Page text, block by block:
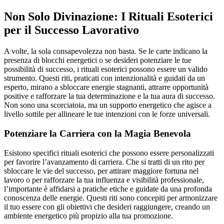
Non Solo Divinazione: I Rituali Esoterici
per il Successo Lavorativo
A volte, la sola consapevolezza non basta. Se le carte indicano la
presenza di blocchi energetici o se desideri potenziare le tue
possibilità di successo, i rituali esoterici possono essere un valido
strumento. Questi riti, praticati con intenzionalità e guidati da un
esperto, mirano a sbloccare energie stagnanti, attrarre opportunità
positive e rafforzare la tua determinazione e la tua aura di successo.
Non sono una scorciatoia, ma un supporto energetico che agisce a
livello sottile per allineare le tue intenzioni con le forze universali.
Potenziare la Carriera con la Magia Benevola
Esistono specifici rituali esoterici che possono essere personalizzati
per favorire l’avanzamento di carriera. Che si tratti di un rito per
sbloccare le vie del successo, per attirare maggiore fortuna nel
lavoro o per rafforzare la tua influenza e visibilità professionale,
l’importante è affidarsi a pratiche etiche e guidate da una profonda
conoscenza delle energie. Questi riti sono concepiti per armonizzare
il tuo essere con gli obiettivi che desideri raggiungere, creando un
ambiente energetico più propizio alla tua promozione.